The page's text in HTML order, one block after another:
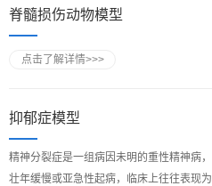
脊髓损伤动物模型
点击了解详情>>>
抑郁症模型
精神分裂症是一组病因未明的重性精神病
壮年缓慢或亚急性起病，临床上往往表现